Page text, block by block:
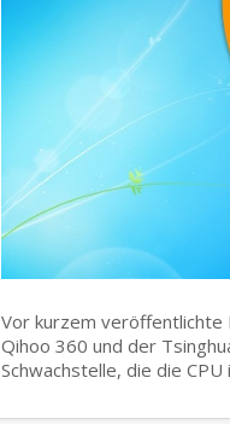
Vor kurzem veröffentlichte
Qihoo 360 und der
Schwachstelle, die die